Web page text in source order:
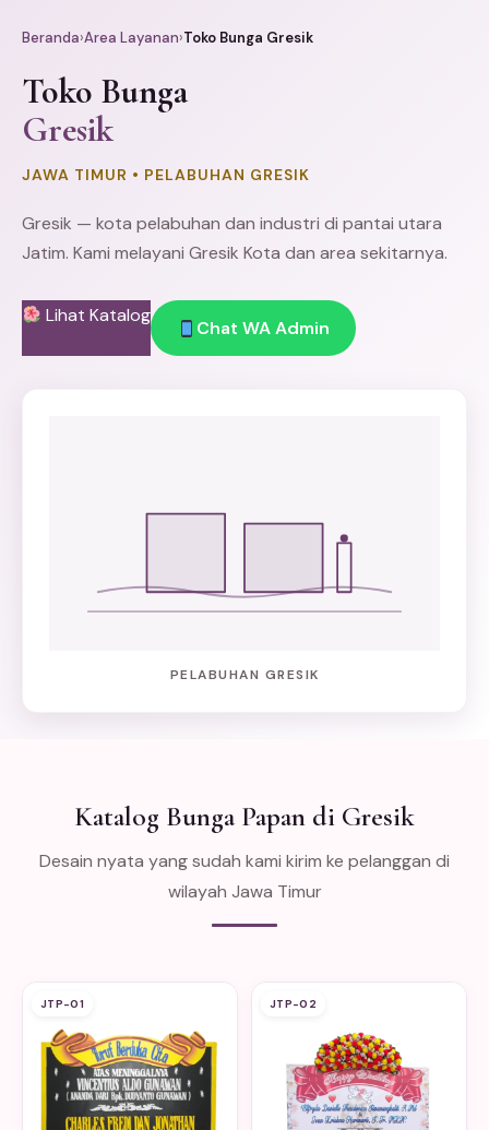
Beranda›Area Layanan›Toko Bunga Gresik
Toko Bunga
Gresik
JAWA TIMUR • PELABUHAN GRESIK
Gresik — kota pelabuhan dan industri di pantai utara
Jatim. Kami melayani Gresik Kota dan area sekitarnya.
Lihat Katalog
Chat WA Admin
PELABUHAN GRESIK
Katalog Bunga Papan di Gresik
Desain nyata yang sudah kami kirim ke pelanggan di
wilayah Jawa Timur
JTP-01 JTP-02